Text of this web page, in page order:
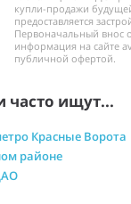
купли-продажи
предоставляется
Первоначальный внос
информация на сайте
публичной офертой.
часто ищут...
Красные Ворота
районе